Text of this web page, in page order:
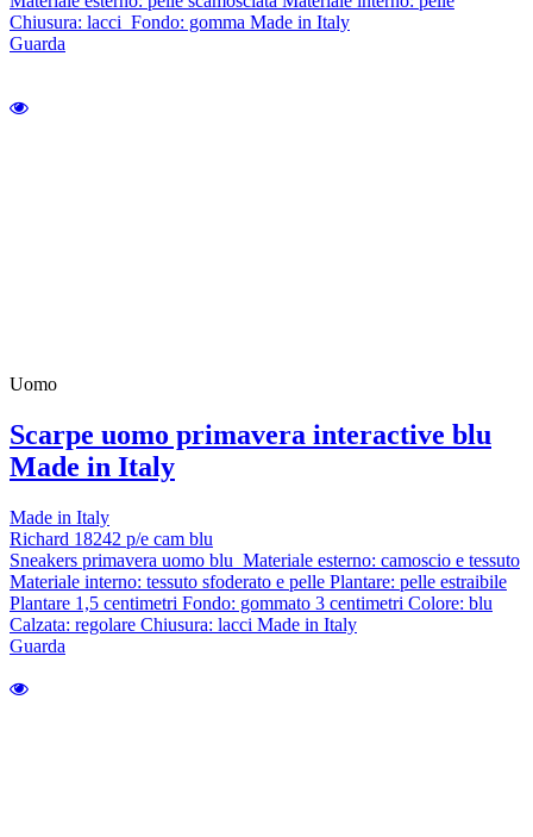
Chiusura: lacci Fondo: gomma Made in Italy
Guarda
Uomo
Scarpe uomo primavera interactive blu
Made in Italy
Made in Italy
Richard 18242 p/e cam blu
Sneakers primavera uomo blu Materiale esterno: camoscio e tessuto
Materiale interno: tessuto sfoderato e pelle Plantare: pelle estraibile
Plantare 1,5 centimetri Fondo: gommato 3 centimetri Colore: blu
Calzata: regolare Chiusura: lacci Made in Italy
Guarda